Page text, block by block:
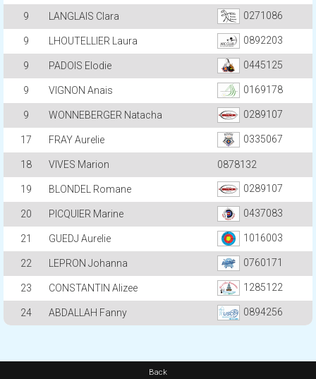
9 LANGLAIS Clara 0271086
9 LHOUTELLIER Laura 0892203
9 PADOIS Elodie 0445125
9 VIGNON Anais 0169178
9 WONNEBERGER Natacha 0289107
17 FRAY Aurelie 0335067
18 VIVES Marion 0878132
19 BLONDEL Romane 0289107
20 PICQUIER Marine 0437083
21 GUEDJ Aurelie 1016003
22 LEPRON Johanna 0760171
23 CONSTANTIN Alizee 1285122
24 ABDALLAH Fanny 0894256
Back